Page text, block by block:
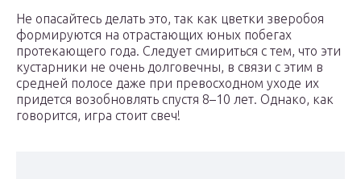
Не опасайтесь делать это, так как цветки зверобоя
формируются на отрастающих юных побегах
протекающего года. Следует смириться с тем, что эти
кустарники не очень долговечны, в связи с этим в
средней полосе даже при превосходном уходе их
придется возобновлять спустя 8–10 лет. Однако, как
говорится, игра стоит свеч!